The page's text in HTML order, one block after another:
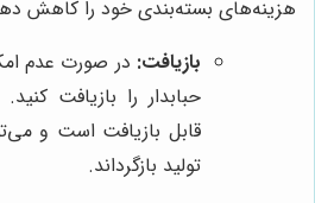
هزینه‌های بسته‌بندی خود را کاهش
بازیافت: در صورت عدم
حبابدار را بازیافت
قابل بازیافت است و
تولید بازگرداند.